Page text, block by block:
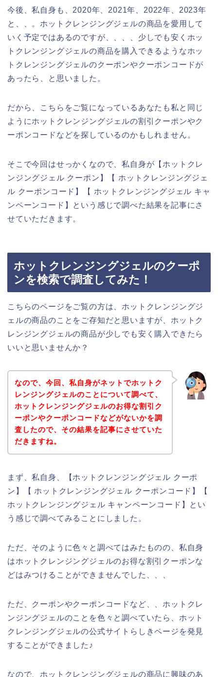
今後、私自身も、2020年、2021年、2022年、2023年
と、、。ホットクレンジングジェルの商品を愛用して
いく予定ではあるのですが、、、、少しでも安くホッ
トクレンジングジェルの商品を購入できるようなホッ
トクレンジングジェルのクーポンやクーポンコードが
あったら、と思いました。
だから、こちらをご覧になっているあなたも私と同じ
ようにホットクレンジングジェルの割引クーポンやク
ーポンコードなどを探しているのかもしれません。
そこで今回はせっかくなので、私自身が【ホットクレ
ンジングジェル クーポン】【 ホットクレンジングジェ
ル クーポンコード】【 ホットクレンジングジェル キャ
ンペーンコード】という感じで調べた結果を記事にさ
せていただきます。
ホットクレンジングジェルのクーポ
ンを検索で調査してみた！
こちらのページをご覧の方は、ホットクレンジングジ
ェルの商品のことをご存知だと思いますが、ホットク
レンジングジェルの商品が少しでも安く購入できたら
いいと思いませんか？
なので、今回、私自身がネットでホットク
レンジングジェルのことについて調べて、
ホットクレンジングジェルのお得な割引ク
ーポンやクーポンコードなどがないかを調
査したので、その結果を記事にさせていた
だきますね。
まず、私自身、【ホットクレンジングジェル クーポ
ン】【 ホットクレンジングジェル クーポンコード】【
ホットクレンジングジェル キャンペーンコード】とい
う感じで調べてみることにしました。
ただ、そのように色々と調べてはみたものの、私自身
はホットクレンジングジェルのお得な割引クーポンな
どはみつけることができませんでした、、、
ただ、クーポンやクーポンコードなど、、ホットクレ
ンジングジェルのことを色々と調べていたら、ホット
クレンジングジェルの公式サイトらしきページを発見
することができました♪
なので、ホットクレンジングジェルの商品に興味のあ